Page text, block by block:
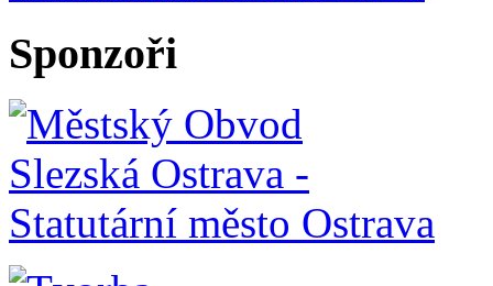
Sponzoři